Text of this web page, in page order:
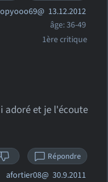
13.12.2012
âge: 36-49
1ère critique
adoré et je l'écoute
Répondre
afortier08@ 30.9.2011